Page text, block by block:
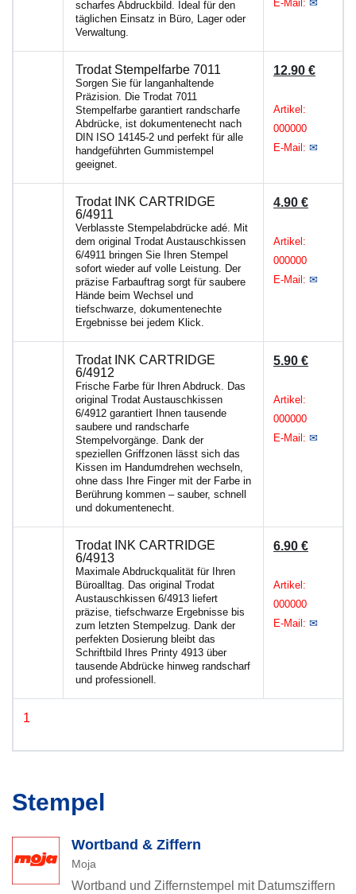
scharfes Abdruckbild. Ideal für den
täglichen Einsatz in Büro, Lager oder
Verwaltung.
E-Mail: ✉
Trodat Stempelfarbe 7011
Sorgen Sie für langanhaltende
Präzision. Die Trodat 7011
Stempelfarbe garantiert randscharfe
Abdrücke, ist dokumentenecht nach
DIN ISO 14145-2 und perfekt für alle
handgeführten Gummistempel
geeignet.
12.90 €
Artikel:
000000
E-Mail: ✉
Trodat INK CARTRIDGE
6/4911
Verblasste Stempelabdrücke adé. Mit
dem original Trodat Austauschkissen
6/4911 bringen Sie Ihren Stempel
sofort wieder auf volle Leistung. Der
präzise Farbauftrag sorgt für saubere
Hände beim Wechsel und
tiefschwarze, dokumentenechte
Ergebnisse bei jedem Klick.
4.90 €
Artikel:
000000
E-Mail: ✉
Trodat INK CARTRIDGE
6/4912
Frische Farbe für Ihren Abdruck. Das
original Trodat Austauschkissen
6/4912 garantiert Ihnen tausende
saubere und randscharfe
Stempelvorgänge. Dank der
speziellen Griffzonen lässt sich das
Kissen im Handumdrehen wechseln,
ohne dass Ihre Finger mit der Farbe in
Berührung kommen – sauber, schnell
und dokumentenecht.
5.90 €
Artikel:
000000
E-Mail: ✉
Trodat INK CARTRIDGE
6/4913
Maximale Abdruckqualität für Ihren
Büroalltag. Das original Trodat
Austauschkissen 6/4913 liefert
präzise, tiefschwarze Ergebnisse bis
zum letzten Stempelzug. Dank der
perfekten Dosierung bleibt das
Schriftbild Ihres Printy 4913 über
tausende Abdrücke hinweg randscharf
und professionell.
6.90 €
Artikel:
000000
E-Mail: ✉
1
Stempel
Wortband & Ziffern
Moja
Wortband und Ziffernstempel mit Datumsziffern